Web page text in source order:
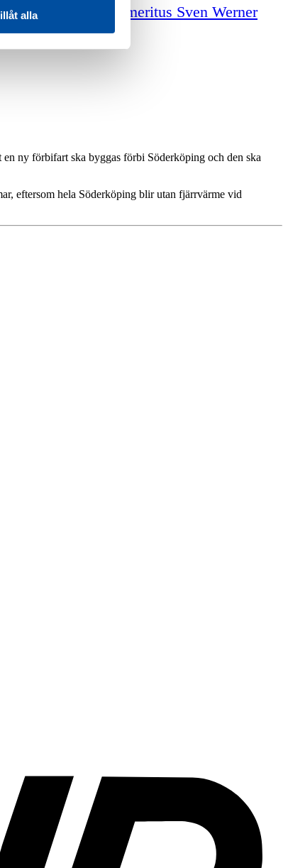
alla Professor emeritus Sven Werner
ny förbifart ska byggas förbi Söderköping och den ska
eftersom hela Söderköping blir utan fjärrvärme vid